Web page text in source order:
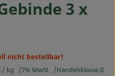
3 x
nicht bestellbar!
/ kg 7% MwSt Handelsklasse II